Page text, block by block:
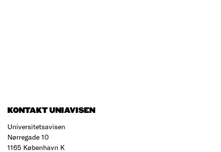
KONTAKT UNIAVISEN
Universitetsavisen
Nørregade 10
1165 København K